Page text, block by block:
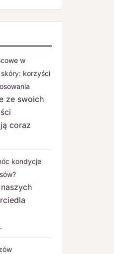
w
korzyści
ze swoich
coraz
kondycje